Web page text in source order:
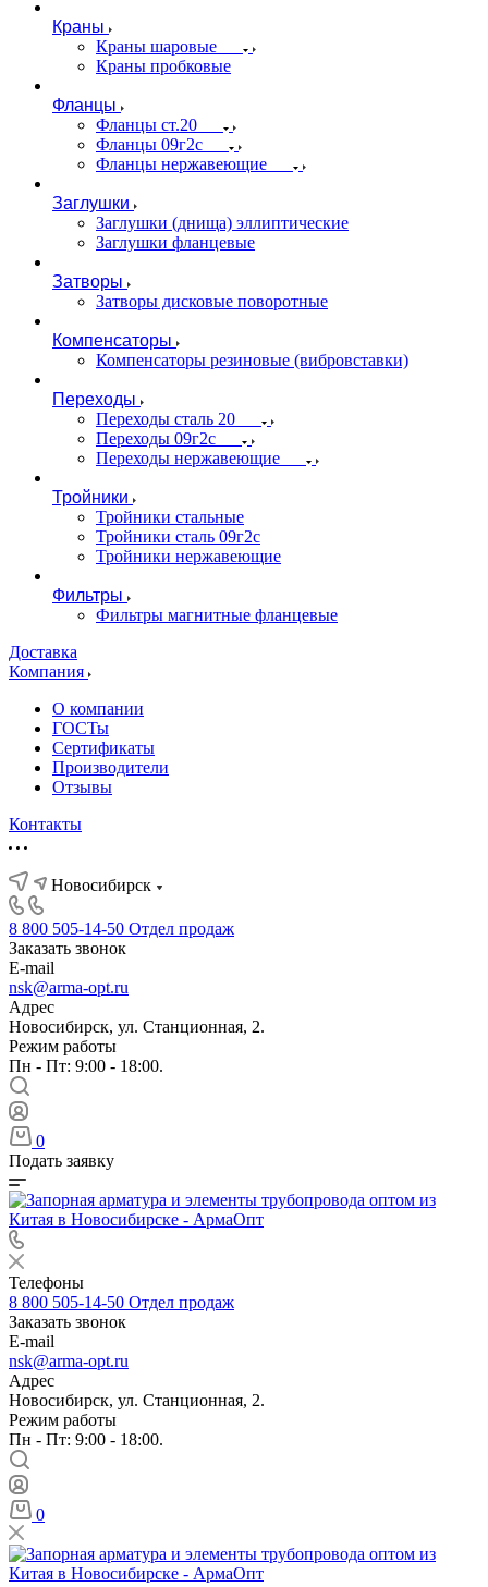
Краны
Краны шаровые
Краны пробковые
Фланцы
Фланцы ст.20
Фланцы 09г2с
Фланцы нержавеющие
Заглушки
Заглушки (днища) эллиптические
Заглушки фланцевые
Затворы
Затворы дисковые поворотные
Компенсаторы
Компенсаторы резиновые (вибровставки)
Переходы
Переходы сталь 20
Переходы 09г2с
Переходы нержавеющие
Тройники
Тройники стальные
Тройники сталь 09г2с
Тройники нержавеющие
Фильтры
Фильтры магнитные фланцевые
Доставка
Компания
О компании
ГОСТы
Сертификаты
Производители
Отзывы
Контакты
Новосибирск
8 800 505-14-50 Отдел продаж
Заказать звонок
E-mail
nsk@arma-opt.ru
Адрес
Новосибирск, ул. Станционная, 2.
Режим работы
Пн - Пт: 9:00 - 18:00.
0
Подать заявку
Телефоны
8 800 505-14-50 Отдел продаж
Заказать звонок
E-mail
nsk@arma-opt.ru
Адрес
Новосибирск, ул. Станционная, 2.
Режим работы
Пн - Пт: 9:00 - 18:00.
0